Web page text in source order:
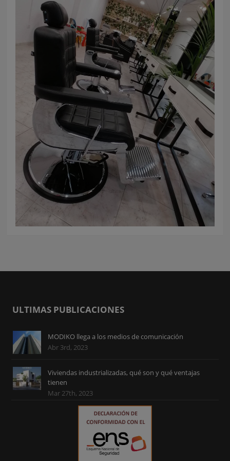
ULTIMAS PUBLICACIONES
MODIKO llega a los medios de comunicación
Abr 3rd, 2023
Viviendas industrializadas, qué son y qué ventajas
tienen
Mar 27th, 2023